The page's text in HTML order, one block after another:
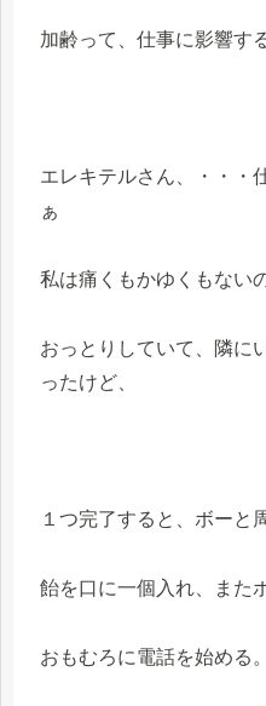
加齢って、仕事に影響す
エレキテルさん、・・・
ぁ
私は痛くもかゆくもない
おっとりしていて、隣に
ったけど、
１つ完了すると、ボーと
飴を口に一個入れ、また
おもむろに電話を始める。